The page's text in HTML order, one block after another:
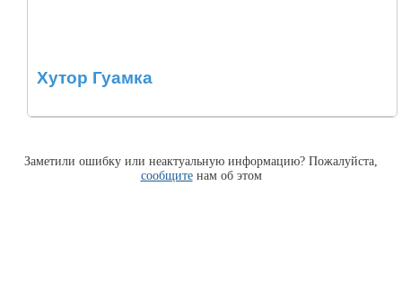
Хутор Гуамка
Заметили ошибку или неактуальную информацию? Пожалуйста,
сообщитенам об этом